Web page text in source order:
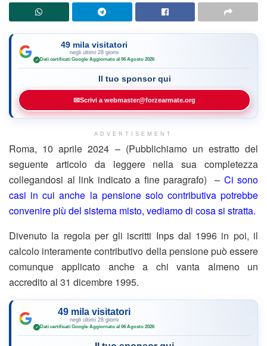
49 mila visitatori
negli ultimi 28 giorni
✓ Dati certificati Google·Aggiornato al 06 Agosto 2026
Il tuo sponsor qui
✉Scrivi a webmaster@forzearmate.org
ADVERTISEMENT
Roma, 10 aprile 2024 – (Pubblichiamo un estratto del
seguente articolo da leggere nella sua completezza
collegandosi al link indicato a fine paragrafo) – Ci sono
casi in cui anche la pensione solo contributiva potrebbe
convenire più del sistema misto, vediamo di cosa si stratta.
Divenuto la regola per gli iscritti Inps dal 1996 in poi, il
calcolo interamente contributivo della pensione può essere
comunque applicato anche a chi vanta almeno un
accredito al 31 dicembre 1995.
49 mila visitatori
negli ultimi 28 giorni
✓ Dati certificati Google·Aggiornato al 06 Agosto 2026